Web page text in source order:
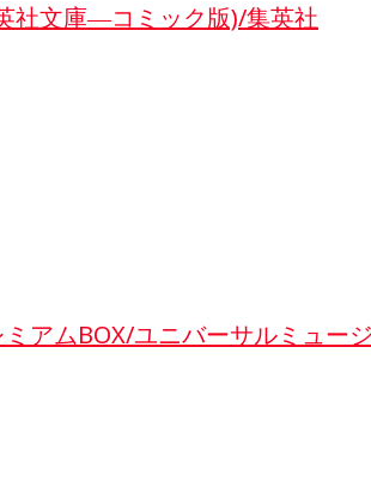
社文庫―コミック版)/集英社
アムBOX/ユニバーサルミュー